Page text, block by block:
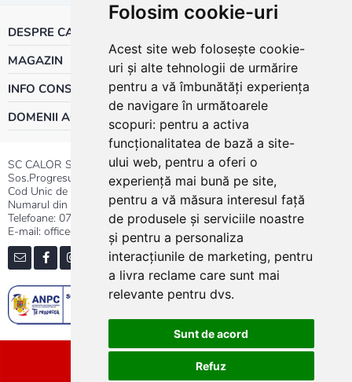
Folosim cookie-uri
Acest site web folosește cookie-
uri și alte tehnologii de urmărire
pentru a vă îmbunătăți experiența
de navigare în următoarele
scopuri: pentru a activa
funcționalitatea de bază a site-
ului web, pentru a oferi o
experiență mai bună pe site,
pentru a vă măsura interesul față
de produsele și serviciile noastre
și pentru a personaliza
interacțiunile de marketing, pentru
a livra reclame care sunt mai
relevante pentru dvs.
Sunt de acord
Refuz
DESPRE CALOR
MAGAZIN
INFO CONSUMATOR
DOMENII ACTIVITATE
SC CALOR SRL
Sos.Progresului nr.30-40, Sector 5, Bucuresti
Cod Unic de Inregistrare: RO 3004724
Numarul din Registrul Comertului:J40/13176/1991
Telefoane: 0737.23.44.44|021.411.44.44
E-mail: office@calor.ro